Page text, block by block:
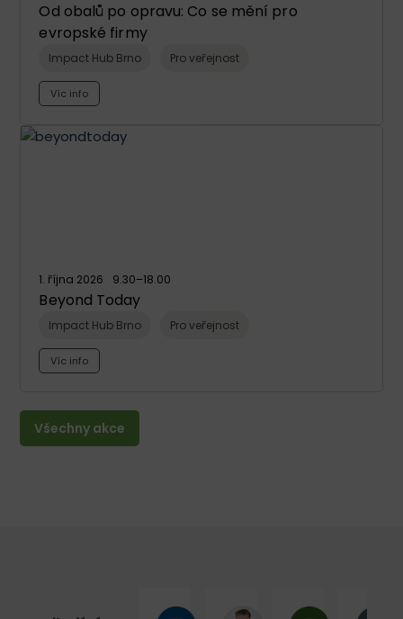
Od obalů po opravu: Co se mění pro
evropské firmy
Impact Hub Brno Pro veřejnost
Víc info
1. října 2026 9.30–18.00
Beyond Today
Impact Hub Brno Pro veřejnost
Víc info
Všechny akce